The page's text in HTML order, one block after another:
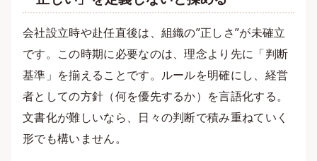
会社設立時や赴任直後は、組織の”正しさ”が未確立
です。この時期に必要なのは、理念より先に「判断
基準」を揃えることです。ルールを明確にし、経営
者としての方針（何を優先するか）を言語化する。
文書化が難しいなら、日々の判断で積み重ねていく
形でも構いません。